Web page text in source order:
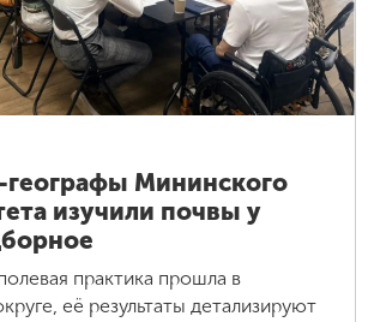
Мининского
изучили почвы у
практика прошла в
её результаты детализируют